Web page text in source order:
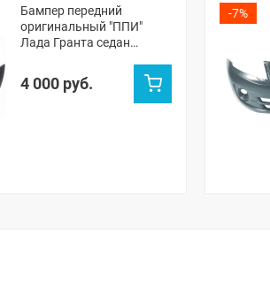
Бампер передний
оригинальный "ППИ"
Лада Гранта седан
4 000 руб.
-7%